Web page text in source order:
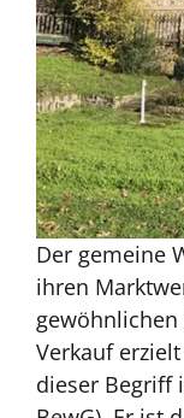
Der gemeine
ihren
Verkauf
dieser Begriff